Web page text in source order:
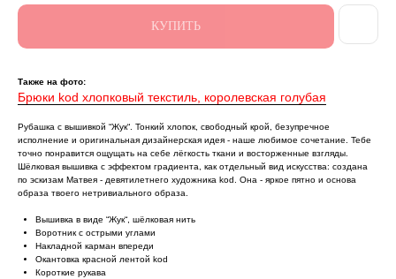
КУПИТЬ
Также на фото:
Брюки kod хлопковый текстиль, королевская голубая
Рубашка с вышивкой “Жук“. Тонкий хлопок, свободный крой, безупречное
исполнение и оригинальная дизайнерская идея - наше любимое сочетание. Тебе
точно понравится ощущать на себе лёгкость ткани и восторженные взгляды.
Шёлковая вышивка с эффектом градиента, как отдельный вид искусства: создана
по эскизам Матвея - девятилетнего художника kоd. Она - яркое пятно и основа
образа твоего нетривиального образа.
Вышивка в виде “Жук“, шёлковая нить
Воротник с острыми углами
Накладной карман впереди
Oкантовка красной лентой kоd
Короткие рукава